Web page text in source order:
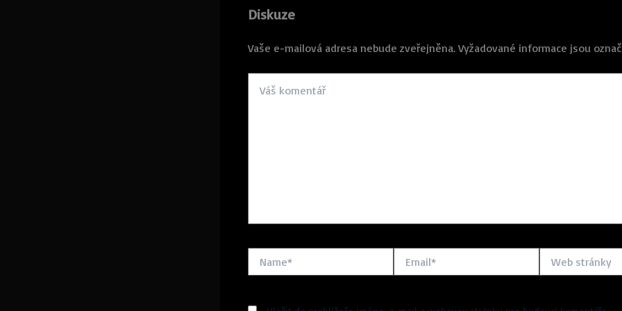
Diskuze
Vaše e-mailová adresa nebude zveřejněna. Vyžadované informace jsou
komentář
stránky